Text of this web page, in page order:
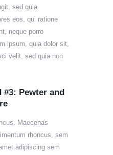
sed quia
eos, qui ratione
neque porro
ipsum, quia dolor sit,
velit, sed quia non
#3: Pewter and
Maecenas
rhoncus, sem
adipiscing sem